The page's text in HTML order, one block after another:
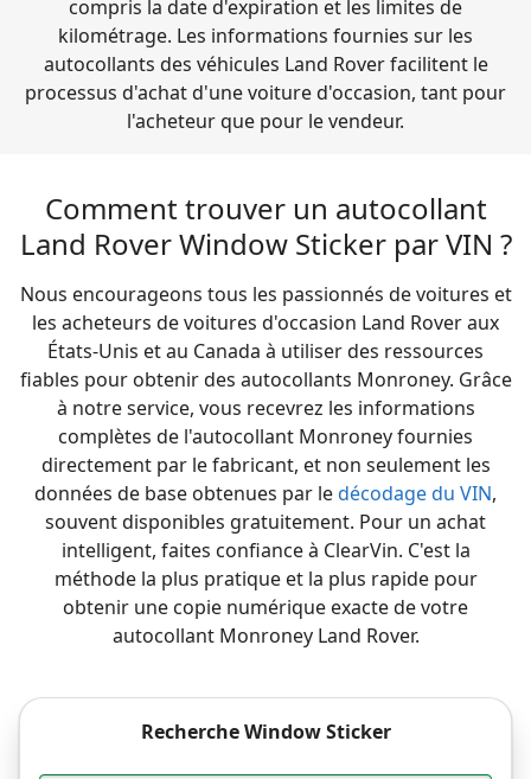
compris la date d'expiration et les limites de
kilométrage. Les informations fournies sur les
autocollants des véhicules Land Rover facilitent le
processus d'achat d'une voiture d'occasion, tant pour
l'acheteur que pour le vendeur.
Comment trouver un autocollant
Land Rover Window Sticker par VIN ?
Nous encourageons tous les passionnés de voitures et
les acheteurs de voitures d'occasion Land Rover aux
États-Unis et au Canada à utiliser des ressources
fiables pour obtenir des autocollants Monroney. Grâce
à notre service, vous recevrez les informations
complètes de l'autocollant Monroney fournies
directement par le fabricant, et non seulement les
données de base obtenues par ledécodage du VIN,
souvent disponibles gratuitement. Pour un achat
intelligent, faites confiance à ClearVin. C'est la
méthode la plus pratique et la plus rapide pour
obtenir une copie numérique exacte de votre
autocollant Monroney Land Rover.
Recherche Window Sticker